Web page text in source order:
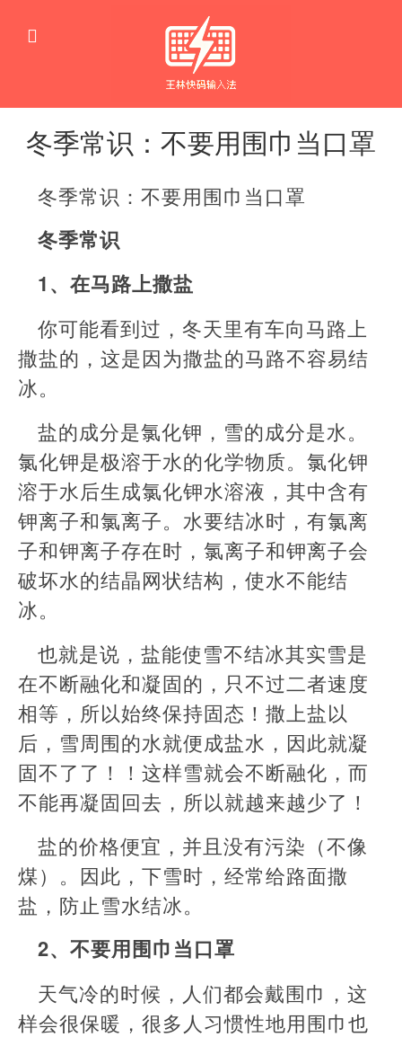
冬季常识：不要用围巾当口罩
冬季常识：不要用围巾当口罩
冬季常识
1、在马路上撒盐
你可能看到过，冬天里有车向马路上
撒盐的，这是因为撒盐的马路不容易结
冰。
盐的成分是氯化钾，雪的成分是水。
氯化钾是极溶于水的化学物质。氯化钾
溶于水后生成氯化钾水溶液，其中含有
钾离子和氯离子。水要结冰时，有氯离
子和钾离子存在时，氯离子和钾离子会
破坏水的结晶网状结构，使水不能结
冰。
也就是说，盐能使雪不结冰其实雪是
在不断融化和凝固的，只不过二者速度
相等，所以始终保持固态！撒上盐以
后，雪周围的水就便成盐水，因此就凝
固不了了！！这样雪就会不断融化，而
不能再凝固回去，所以就越来越少了！
盐的价格便宜，并且没有污染（不像
煤）。因此，下雪时，经常给路面撒
盐，防止雪水结冰。
2、不要用围巾当口罩
天气冷的时候，人们都会戴围巾，这
样会很保暖，很多人习惯性地用围巾也